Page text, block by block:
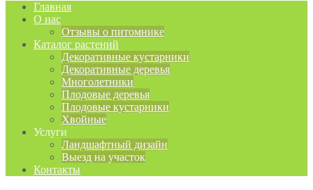
Главная
О нас
Отзывы о питомнике
Каталог растений
Декоративные кустарники
Декоративные деревья
Многолетники
Плодовые деревья
Плодовые кустарники
Хвойные
Услуги
Ландшафтный дизайн
Выезд на участок
Контакты